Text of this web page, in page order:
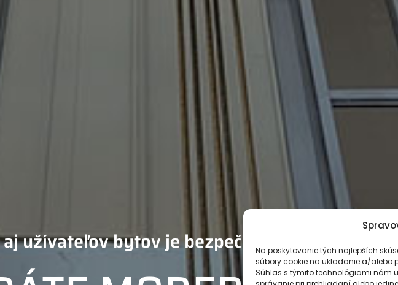
Na poskytovanie tých najlepších
súbory cookie na ukladanie a/alebo
Súhlas s týmito technológiami nám
užívateľov bytov je bezpečnosť prvoradá.